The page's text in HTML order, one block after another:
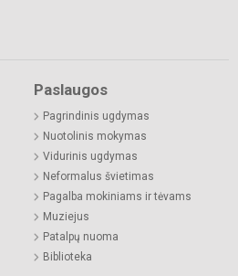
Paslaugos
Pagrindinis ugdymas
Nuotolinis mokymas
Vidurinis ugdymas
Neformalus švietimas
Pagalba mokiniams ir tėvams
Muziejus
Patalpų nuoma
Biblioteka